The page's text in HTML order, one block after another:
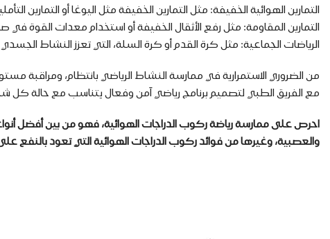
التمارين الهوائية الخفيفة: مثل التمارين الخفيفة مثل اليوغا أو التمارين
التمارين المقاومة: مثل رفع الأثقال الخفيفة أو استخدام معدات القوة
الرياضات الجماعية: مثل كرة القدم أو كرة السلة، التي تعزز النشاط
من الضروري الاستمرارية في ممارسة النشاط الرياضي بانتظام، ومراقبة
مع الفريق الطبي لتصميم برنامج رياضي آمن وفعال يتناسب مع حالة
احرص على ممارسة رياضة ركوب الدراجات الهوائية، فهو من بين أفضل
والعصبية، وغيرها من فوائد ركوب الدراجات الهوائية التي تعود